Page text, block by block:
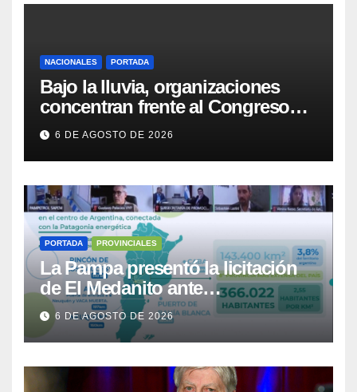
NACIONALES PORTADA
Bajo la lluvia, organizaciones
concentran frente al Congreso
contra de la Ley de Propiedad
Privada
6 DE AGOSTO DE 2026
PORTADA PROVINCIALES
La Pampa presentó la licitación
de El Medanito ante
representaciones diplomáticas
6 DE AGOSTO DE 2026